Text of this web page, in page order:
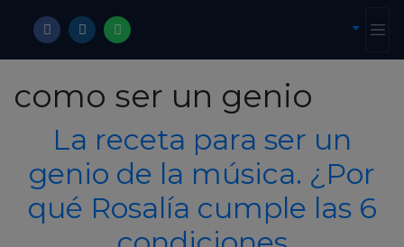
como ser un genio
La receta para ser un
genio de la música. ¿Por
qué Rosalía cumple las 6